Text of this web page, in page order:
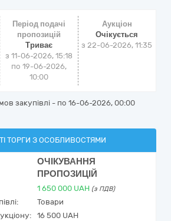
Період подачі
пропозицій
Триває
з 11-06-2026, 15:18
по 19-06-2026,
10:00
Аукціон
Очікується
з22-06-2026, 11:35
закупівлі - по 16-06-2026, 00:00
ТОРГИ З ОСОБЛИВОСТЯМИ
ОЧІКУВАННЯ
ПРОПОЗИЦІЙ
1 650 000 UAH (з ПДВ)
Товари
16 500 UAH